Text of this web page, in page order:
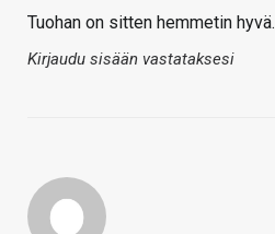
Tuohan on sitten hemmetin hyvä.
Kirjaudu sisään vastataksesi